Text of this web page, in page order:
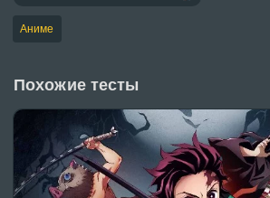
Аниме
Похожие тесты